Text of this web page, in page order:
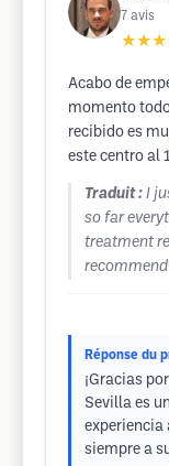
7 avis
Acabo de
momento
recibido es
este centro al
Traduit : I
so far
treatment
recommend
Réponse du
¡Gracias
Sevilla es
experiencia
siempre a